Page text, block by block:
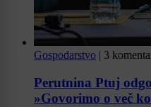
Gospodarstvo | 3
Perutnina Ptuj
»Govorimo o več